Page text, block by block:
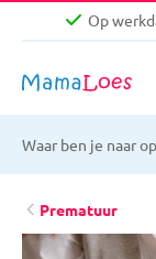
Op
Op
Prematuur